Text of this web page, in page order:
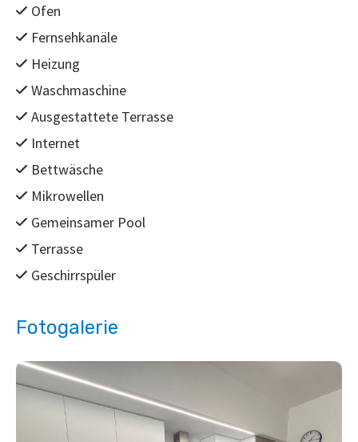
Ofen
Fernsehkanäle
Heizung
Waschmaschine
Ausgestattete Terrasse
Internet
Bettwäsche
Mikrowellen
Gemeinsamer Pool
Terrasse
Geschirrspüler
Fotogalerie